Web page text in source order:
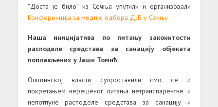
“Доста је било” из Сечња упутили и организовали
Конференција за медије одбора ДЈБ у Сечњу
Наша иницијатива по питању законитости
расподеле средстава за санацију објеката
поплављених у Јаши Томић
Општинској власти супроставили смо се и
покретањем нерешеног питања нетранспарентне и
непотпуне расподеле средстава за санацију и